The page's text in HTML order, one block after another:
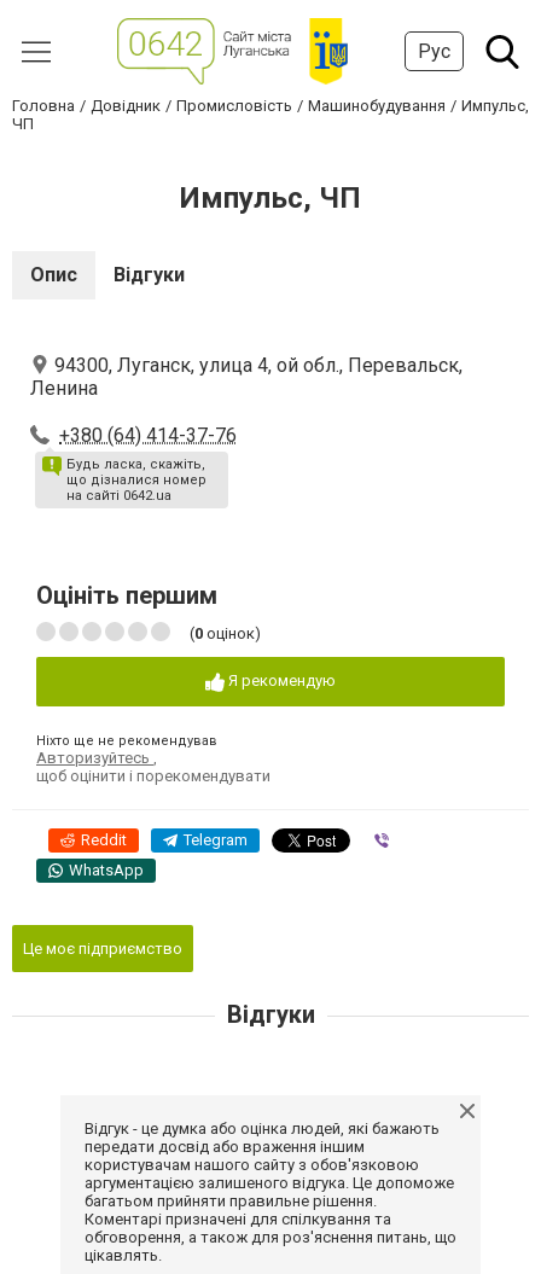
Рус
Головна Довідник Промисловість Машинобудування
Импульс,
ЧП
Импульс, ЧП
Опис Відгуки
94300, Луганск, улица 4, ой обл., Перевальск,
Ленина
+380 (64) 414-37-76
Будь ласка, скажіть,
що дізналися номер
на сайті 0642.ua
Оцініть першим
(0 оцінок)
Я рекомендую
Ніхто ще не рекомендував
Авторизуйтесь
щоб оцінити і порекомендувати
Reddit Telegram
WhatsApp
Це моє підприємство
Відгуки
Відгук - це думка або оцінка людей, які бажають
передати досвід або враження іншим
користувачам нашого сайту з обов'язковою
аргументацією залишеного відгука. Це допоможе
багатьом прийняти правильне рішення.
Коментарі призначені для спілкування та
обговорення, а також для роз'яснення питань, що
цікавлять.